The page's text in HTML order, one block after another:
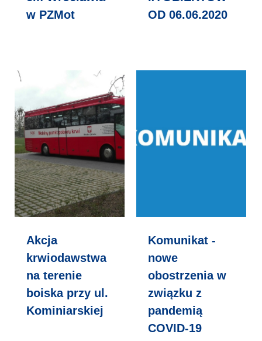
w PZMot
OD 06.06.2020
Akcja
krwiodawstwa
na terenie
boiska przy ul.
Kominiarskiej
Komunikat -
nowe
obostrzenia w
związku z
pandemią
COVID-19